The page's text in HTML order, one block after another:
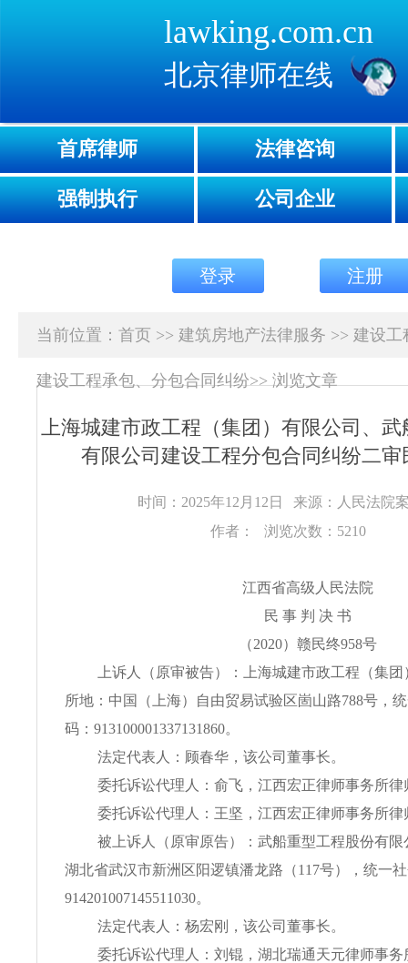
lawking.com.cn
北京律师在线
首席律师 法律咨询
强制执行 公司企业
登录 注册
当前位置： 首页 >> 建筑房地产法律服务 >> 建设工
建设工程承包、分包合同纠纷>>浏览文章
上海城建市政工程（集团）有限公司、
有限公司建设工程分包合同纠纷二审
时间：2025年12月12日
来源：人民法院
作者：
浏览次数：5210
江西省高级人民法院
民 事 判 决 书
（2020）赣民终958号
上诉人（原审被告）：上海城建市政工程（集
所地：中国（上海）自由贸易试验区崮山路788号，
码：913100001337131860。
法定代表人：顾春华，该公司董事长。
委托诉讼代理人：俞飞，江西宏正律师事务所律
委托诉讼代理人：王坚，江西宏正律师事务所律
被上诉人（原审原告）：武船重型工程股份有
湖北省武汉市新洲区阳逻镇潘龙路（117号），统一
914201007145511030。
法定代表人：杨宏刚，该公司董事长。
委托诉讼代理人：刘锟，湖北瑞通天元律师事务